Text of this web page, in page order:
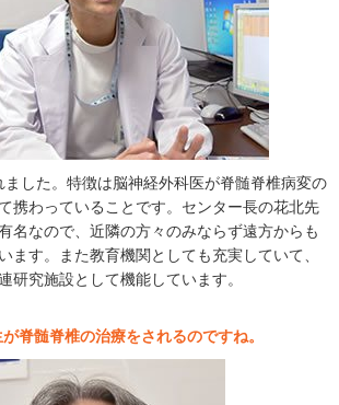
した。特徴は脳神経外科医が脊髄脊椎病変の
携わっていることです。センター長の花北先
名なので、近隣の方々のみならず遠方からも
ます。また教育機関としても充実していて、
研究施設として機能しています。
脊髄脊椎の治療をされるのですね。